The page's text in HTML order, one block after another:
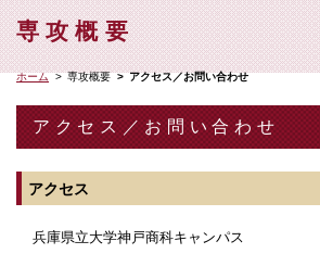
専攻概要
ホーム 専攻概要 アクセス／お問い合わせ
アクセス／お問い合わせ
アクセス
兵庫県立大学神戸商科キャンパス